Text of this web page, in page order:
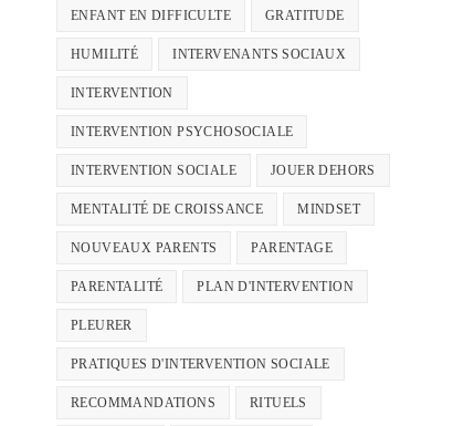
ENFANT EN DIFFICULTE GRATITUDE
HUMILITÉ INTERVENANTS SOCIAUX
INTERVENTION
INTERVENTION PSYCHOSOCIALE
INTERVENTION SOCIALE JOUER DEHORS
MENTALITÉ DE CROISSANCE MINDSET
NOUVEAUX PARENTS PARENTAGE
PARENTALITÉ PLAN D'INTERVENTION
PLEURER
PRATIQUES D'INTERVENTION SOCIALE
RECOMMANDATIONS RITUELS